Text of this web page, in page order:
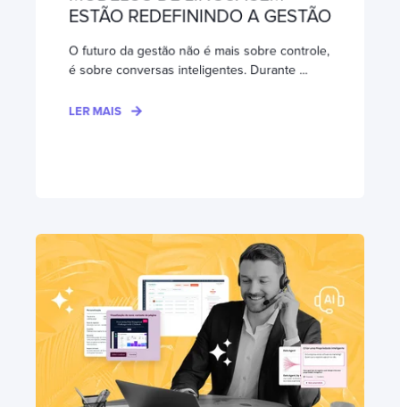
ESTÃO REDEFININDO A GESTÃO
O futuro da gestão não é mais sobre controle,
é sobre conversas inteligentes. Durante ...
LER MAIS